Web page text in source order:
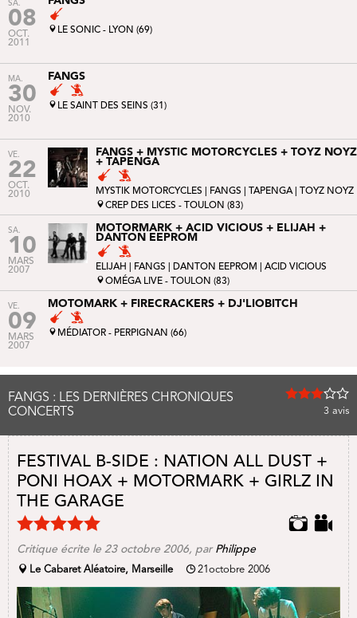
SA.
08
OCT.
2011
LE SONIC - LYON (69)
MA.
30
NOV.
2010
FANGS
LE SAINT DES SEINS (31)
VE.
22
OCT.
2010
FANGS + MYSTIC MOTORCYCLES + TOYZ NOYZ
+ TAPENGA
MYSTIK MOTORCYCLES | FANGS | TAPENGA|
TOYZ NOYZ
CREP DES LICES - TOULON (83)
SA.
10
MARS
2007
MOTORMARK + ACID VICIOUS + ELIJAH +
DANTON EEPROM
ELIJAH | FANGS | DANTON EEPROM
ACID VICIOUS
OMÉGA LIVE - TOULON (83)
VE.
09
MARS
2007
MOTOMARK + FIRECRACKERS + DJ'LIOBITCH
MÉDIATOR - PERPIGNAN (66)
FANGS : LES DERNIÈRES CHRONIQUES
CONCERTS
3 avis
FESTIVAL B-SIDE : NATION ALL DUST +
PONI HOAX + MOTORMARK + GIRLZ IN
THE GARAGE
Critique écrite le 23 octobre 2006, par Philippe
Le Cabaret Aléatoire, Marseille 21octobre 2006